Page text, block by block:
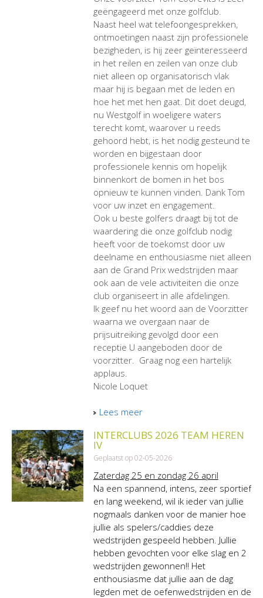
geëngageerd met onze golfclub.
Naast heel wat telefoongesprekken,
ontmoetingen naast zijn professionele
bezigheden, is hij zeer geïnteresseerd
in het reilen en zeilen van onze club
niet alleen op organisatorisch vlak
maar hij is begaan met de leden en
hoe het met hen gaat. Dit doet deugd,
nu Westgolf in woeligere waters
terecht komt, waarover u reeds
gehoord hebt, is het nodig gesteund te
worden en bijgestaan door
professionele kennis om hopelijk
binnenkort de bomen in het bos
opnieuw te kunnen vinden. Dank Tom
voor uw inzet en engagement.
Ook u beste golfers draagt bij tot de
waardering die onze golfclub nodig
heeft voor de toekomst door uw
deelname en enthousiasme niet alleen
aan de Grand Prix wedstrijden maar
ook aan de vele activiteiten die onze
club organiseert in alle afdelingen.
Ik geef nu het woord aan de Voorzitter
waarna we overgaan naar de
prijsuitreiking gevolgd door een
receptie U aangeboden door de
voorzitter. Graag nog een hartelijk
applaus.
Nicole Loquet
Lees meer
INTERCLUBS 2026 TEAM HEREN
IV
Geplaatst op 02-05-2026
Zaterdag 25 en zondag 26 april
Na een spannend, intens, zeer sportief
en lang weekend, wil ik ieder van jullie
nogmaals danken voor de manier hoe
jullie als spelers/caddies deze
wedstrijden gespeeld hebben. Jullie
hebben gevochten voor elke slag en 2
wedstrijden gewonnen!! Het
enthousiasme dat jullie aan de dag
legden met de oefenwedstrijden en de